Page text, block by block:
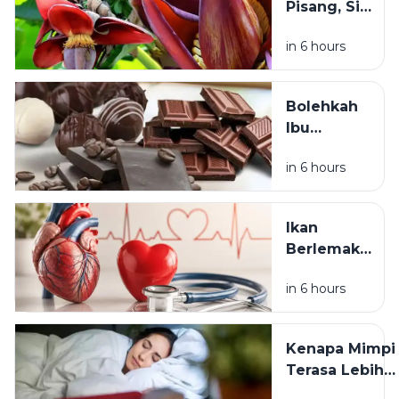
Jantung,
Pencernaan
Pisang, Si
Makanan
Tradisional
Manfaat
untuk
in 6 hours
Bolehkah
Ibu
Makan
Cokelat?
soal
Kafein dan
in 6 hours
Ikan
Berlemak
Kesehatan
Jantung: Ini
Cara
Mengolahnya
in 6 hours
Kenapa Mimpi
Terasa Lebih